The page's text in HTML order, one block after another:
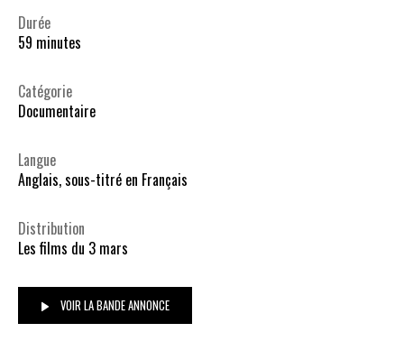
Durée
59 minutes
Catégorie
Documentaire
Langue
Anglais, sous-titré en Français
Distribution
Les films du 3 mars
VOIR LA BANDE ANNONCE